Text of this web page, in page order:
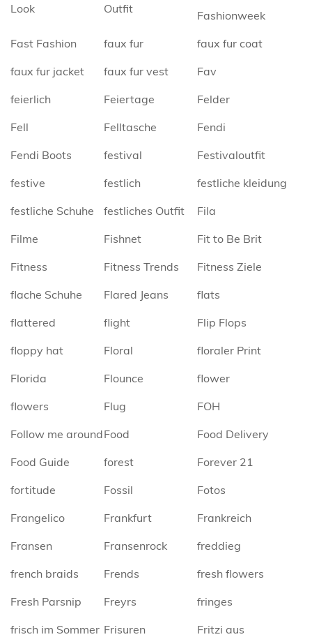
Look
Outfit
Fashionweek
Fast Fashion
faux fur
faux fur coat
faux fur jacket
faux fur vest
Fav
feierlich
Feiertage
Felder
Fell
Felltasche
Fendi
Fendi Boots
festival
Festivaloutfit
festive
festlich
festliche kleidung
festliche Schuhe
festliches Outfit
Fila
Filme
Fishnet
Fit to Be Brit
Fitness
Fitness Trends
Fitness Ziele
flache Schuhe
Flared Jeans
flats
flattered
flight
Flip Flops
floppy hat
Floral
floraler Print
Florida
Flounce
flower
flowers
Flug
FOH
Follow me aroundFood
Food Delivery
Food Guide
forest
Forever 21
fortitude
Fossil
Fotos
Frangelico
Frankfurt
Frankreich
Fransen
Fransenrock
freddieg
french braids
Frends
fresh flowers
Fresh Parsnip
Freyrs
fringes
frisch im Sommer Frisuren
Fritzi aus